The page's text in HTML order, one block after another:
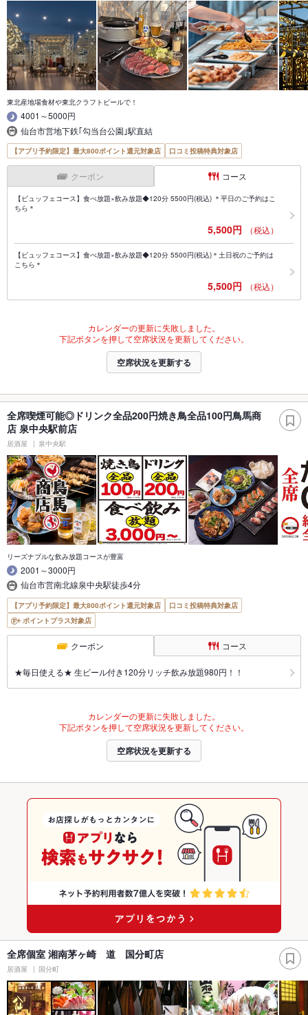
東北産地場食材や東北クラフトビールで！
4001～5000円
仙台市営地下鉄｢勾当台公園｣駅直結
【アプリ予約限定】最大800ポイント還元対象店 口コミ投稿特典対象店
クーポン コース
【ビュッフェコース】食べ放題×飲み放題◆120分 5500円(税込) ＊平日のご予約はこ
ちら＊
5,500円 （税込）
【ビュッフェコース】食べ放題×飲み放題◆120分 5500円(税込)＊土日祝のご予約は
こちら＊
5,500円 （税込）
カレンダーの更新に失敗しました。
下記ボタンを押して空席状況を更新してください。
空席状況を更新する
全席喫煙可能◎ドリンク全品200円焼き鳥全品100円鳥馬商
店 泉中央駅前店
居酒屋 泉中央駅
リーズナブルな飲み放題コースが豊富
2001～3000円
仙台市営南北線泉中央駅徒歩4分
【アプリ予約限定】最大800ポイント還元対象店
口コミ投稿特典対象店
ポイントプラス対象店
クーポン コース
★毎日使える★ 生ビール付き120分リッチ飲み放題980円！！
カレンダーの更新に失敗しました。
下記ボタンを押して空席状況を更新してください。
空席状況を更新する
全席個室 湘南茅ヶ崎 道 国分町店
居酒屋 国分町